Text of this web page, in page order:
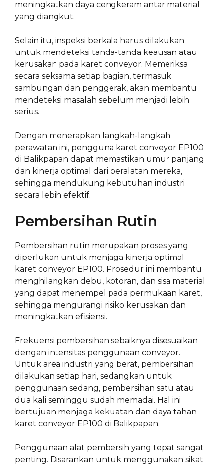
meningkatkan daya cengkeram antar material
yang diangkut.
Selain itu, inspeksi berkala harus dilakukan
untuk mendeteksi tanda-tanda keausan atau
kerusakan pada karet conveyor. Memeriksa
secara seksama setiap bagian, termasuk
sambungan dan penggerak, akan membantu
mendeteksi masalah sebelum menjadi lebih
serius.
Dengan menerapkan langkah-langkah
perawatan ini, pengguna karet conveyor EP100
di Balikpapan dapat memastikan umur panjang
dan kinerja optimal dari peralatan mereka,
sehingga mendukung kebutuhan industri
secara lebih efektif.
Pembersihan Rutin
Pembersihan rutin merupakan proses yang
diperlukan untuk menjaga kinerja optimal
karet conveyor EP100. Prosedur ini membantu
menghilangkan debu, kotoran, dan sisa material
yang dapat menempel pada permukaan karet,
sehingga mengurangi risiko kerusakan dan
meningkatkan efisiensi.
Frekuensi pembersihan sebaiknya disesuaikan
dengan intensitas penggunaan conveyor.
Untuk area industri yang berat, pembersihan
dilakukan setiap hari, sedangkan untuk
penggunaan sedang, pembersihan satu atau
dua kali seminggu sudah memadai. Hal ini
bertujuan menjaga kekuatan dan daya tahan
karet conveyor EP100 di Balikpapan.
Penggunaan alat pembersih yang tepat sangat
penting. Disarankan untuk menggunakan sikat